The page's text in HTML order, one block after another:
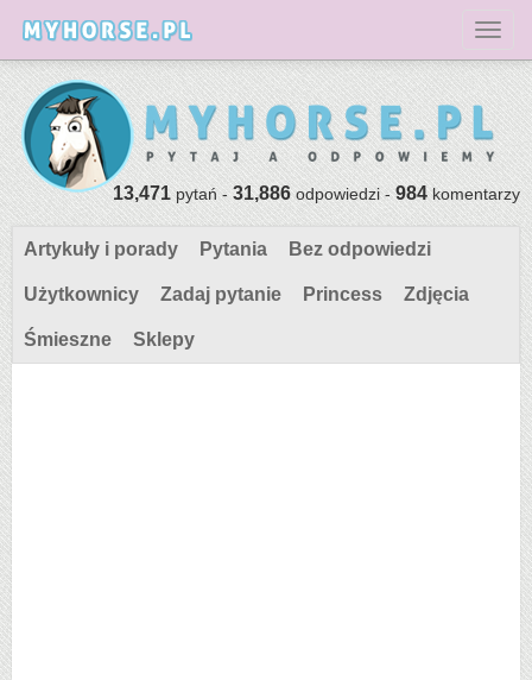
13,471pytań -31,886odpowiedzi -984komentarzy
Artykuły i porady Pytania Bez odpowiedzi
Użytkownicy Zadaj pytanie Princess Zdjęcia
Śmieszne Sklepy